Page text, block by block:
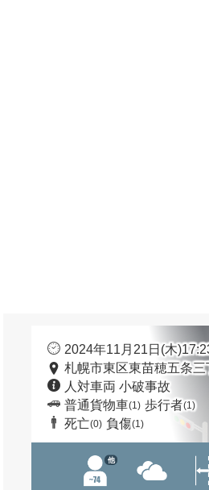
2024年11月21日(木
札幌市東区東苗穂五条三
人対車両 小破事故
普通貨物車(1) 歩行者(1)
死亡(0) 負傷(1)
他